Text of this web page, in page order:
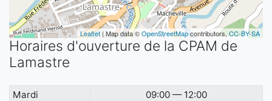
Leaflet| Map data ©OpenStreetMapcontributors, CC-BY-SA
Horaires d'ouverture de la CPAM de
Lamastre
Mardi 09:00 — 12:00